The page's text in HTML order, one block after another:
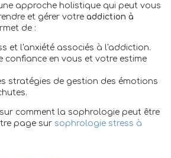
approche holistique qui peut vous
et gérer votre addiction à
de :
et l'anxiété associés à l'addiction.
confiance en vous et votre estime
stratégies de gestion des émotions
comment la sophrologie peut être
page sur sophrologie stress à